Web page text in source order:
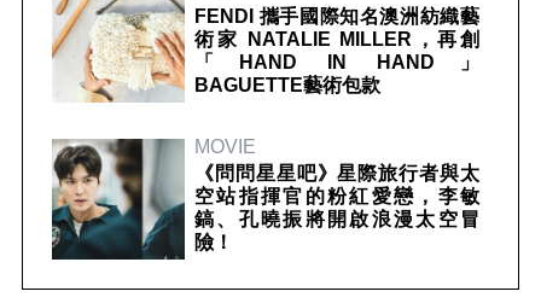
FENDI 攜手國際知名澳洲紡織藝
術家 NATALIE MILLER，再創
「HAND IN HAND」
BAGUETTE藝術包款
MOVIE
《問問星星吧》星際旅行者與太
空站指揮官的粉紅愛戀，李敏
鎬、孔曉振將開啟浪漫太空冒
險！